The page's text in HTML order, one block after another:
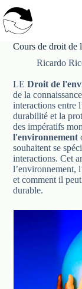
au
contenu
Cours de droit de
Ricardo
LEDroit de
de la
interactions entre
durabilité et la
des impératifs
l'environnement
souhaitent se
interactions. Cet
l’environnement,
et comment il
durable.